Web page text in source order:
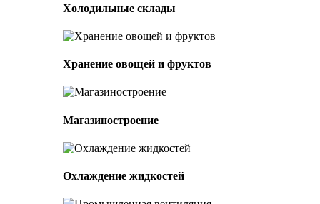
Холодильные склады
Хранение овощей и фруктов
Магазиностроение
Охлаждение жидкостей